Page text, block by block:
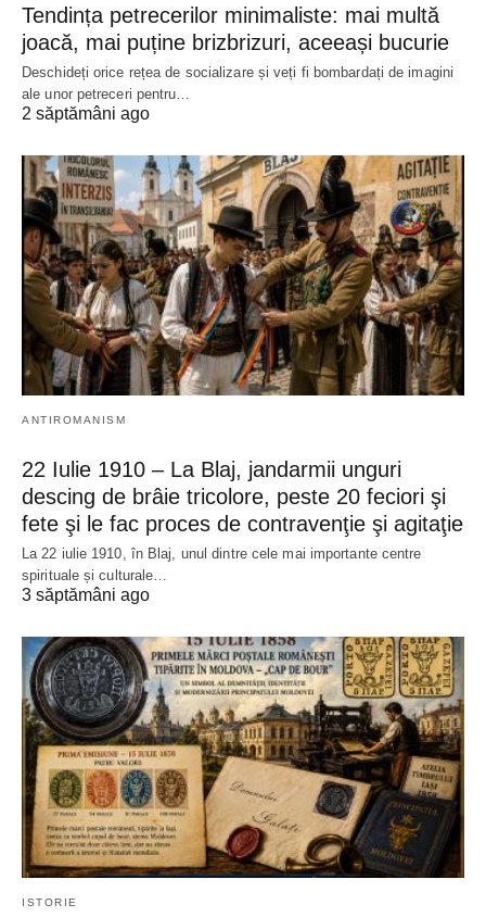
Tendința petrecerilor minimaliste: mai multă
joacă, mai puține brizbrizuri, aceeași bucurie
Deschideți orice rețea de socializare și veți fi bombardați de imagini
ale unor petreceri pentru…
2 săptămâni ago
ANTIROMANISM
22 Iulie 1910 – La Blaj, jandarmii unguri
descing de brâie tricolore, peste 20 feciori şi
fete şi le fac proces de contravenţie şi agitaţie
La 22 iulie 1910, în Blaj, unul dintre cele mai importante centre
spirituale și culturale…
3 săptămâni ago
ISTORIE